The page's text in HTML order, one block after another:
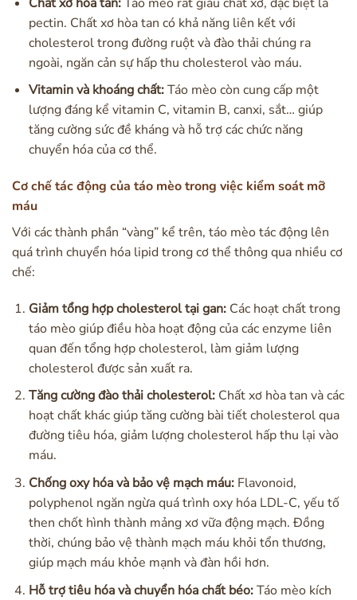
pectin. Chất xơ hòa tan có khả năng liên kết với
cholesterol trong đường ruột và đào thải chúng ra
ngoài, ngăn cản sự hấp thu cholesterol vào máu.
Vitamin và khoáng chất:Táo mèo còn cung cấp một
lượng đáng kể vitamin C, vitamin B, canxi, sắt… giúp
tăng cường sức đề kháng và hỗ trợ các chức năng
chuyển hóa của cơ thể.
Cơ chế tác động của táo mèo trong việc kiểm soát mỡ
máu
Với các thành phần “vàng” kể trên, táo mèo tác động lên
quá trình chuyển hóa lipid trong cơ thể thông qua nhiều cơ
chế:
Giảm tổng hợp cholesterol tại gan:Các hoạt chất trong
táo mèo giúp điều hòa hoạt động của các enzyme liên
quan đến tổng hợp cholesterol, làm giảm lượng
cholesterol được sản xuất ra.
Tăng cường đào thải cholesterol:Chất xơ hòa tan và các
hoạt chất khác giúp tăng cường bài tiết cholesterol qua
đường tiêu hóa, giảm lượng cholesterol hấp thu lại vào
máu.
Chống oxy hóa và bảo vệ mạch máu:Flavonoid,
polyphenol ngăn ngừa quá trình oxy hóa LDL-C, yếu tố
then chốt hình thành mảng xơ vữa động mạch. Đồng
thời, chúng bảo vệ thành mạch máu khỏi tổn thương,
giúp mạch máu khỏe mạnh và đàn hồi hơn.
Hỗ trợ tiêu hóa và chuyển hóa chất béo:Táo mèo kích